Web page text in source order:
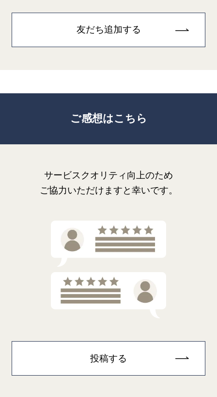
友だち追加する
ご感想はこちら
サービスクオリティ向上のため
ご協力いただけますと幸いです。
投稿する